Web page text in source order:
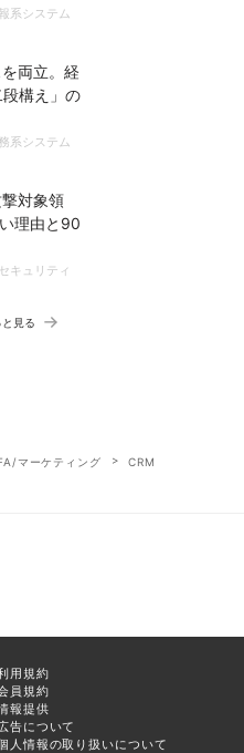
系システム
両立。経
構え」の
系システム
対象領
理由と90
セキュリティ
と見る
マーケティング
CRM
用規約
員規約
報提供
告について
人情報の取り扱いについて